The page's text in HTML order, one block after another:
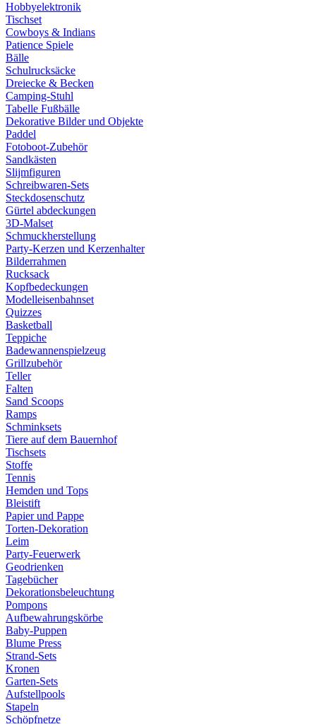
Hobbyelektronik
Tischset
Cowboys & Indians
Patience Spiele
Bälle
Schulrucksäcke
Dreiecke & Becken
Camping-Stuhl
Tabelle Fußbälle
Dekorative Bilder und Objekte
Paddel
Fotoboot-Zubehör
Sandkästen
Slijmfiguren
Schreibwaren-Sets
Steckdosenschutz
Gürtel abdeckungen
3D-Malset
Schmuckherstellung
Party-Kerzen und Kerzenhalter
Bilderrahmen
Rucksack
Kopfbedeckungen
Modelleisenbahnset
Quizzes
Basketball
Teppiche
Badewannenspielzeug
Grillzubehör
Teller
Falten
Sand Scoops
Ramps
Schminksets
Tiere auf dem Bauernhof
Tischsets
Stoffe
Tennis
Hemden und Tops
Bleistift
Papier und Pappe
Torten-Dekoration
Leim
Party-Feuerwerk
Geodrienken
Tagebücher
Dekorationsbeleuchtung
Pompons
Aufbewahrungskörbe
Baby-Puppen
Blume Press
Strand-Sets
Kronen
Garten-Sets
Aufstellpools
Stapeln
Schöpfnetze